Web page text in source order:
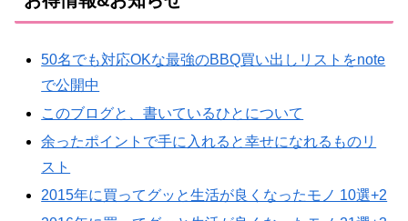
50名でも対応OKな最強のBBQ買い出しリストをnote
で公開中
このブログと、書いているひとについて
余ったポイントで手に入れると幸せになれるものリ
スト
2015年に買ってグッと生活が良くなったモノ 10選+2